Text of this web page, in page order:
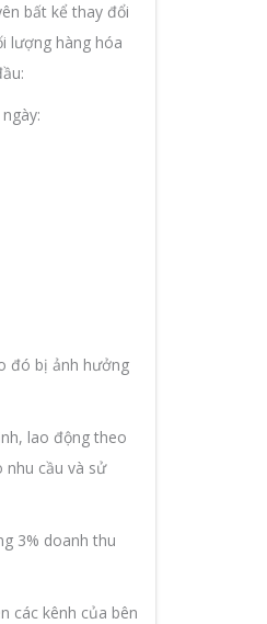
bất kể thay đổi
lượng hàng hóa
đó bị ảnh hưởng
lao động theo
nhu cầu và sử
3% doanh thu
các kênh của bên